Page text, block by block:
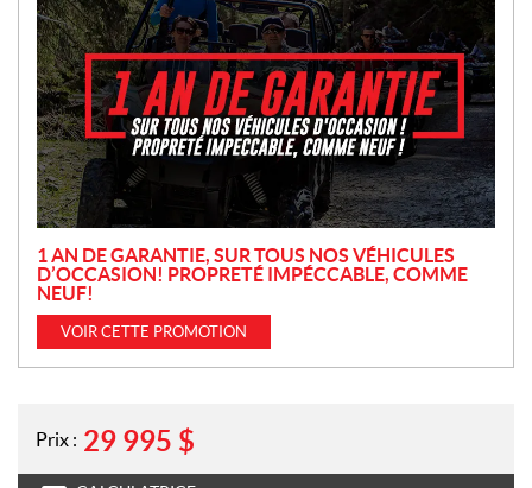
r
o
m
o
t
i
o
n
1 AN DE GARANTIE, SUR TOUS NOS VÉHICULES
D’OCCASION! PROPRETÉ IMPÉCCABLE, COMME
NEUF!
VOIR CETTE PROMOTION
Prix : 29 995 $